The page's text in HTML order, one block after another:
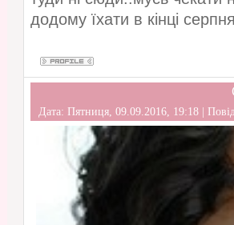
додому їхати в кінці
Дата: Пятниця, 09.09.2016, 19:18 |